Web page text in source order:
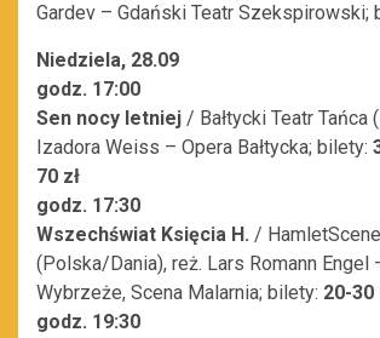
Gardev – Gdański Teatr Szekspirowski;
Niedziela, 28.09
godz. 17:00
Sen nocy letniej / Bałtycki Teatr Tańca
Izadora Weiss – Opera Bałtycka; bilety:
70 zł
godz. 17:30
Wszechświat Księcia H. /
(Polska/Dania), reż. Lars Romann Engel
Wybrzeże, Scena Malarnia; bilety: 20-30
godz. 19:30